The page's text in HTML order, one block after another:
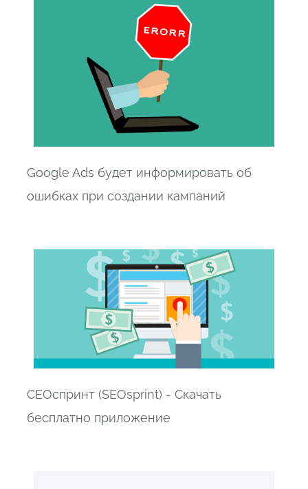
Google Ads будет информировать об
ошибках при создании кампаний
СЕОспринт (SEOsprint) - Скачать
бесплатно приложение